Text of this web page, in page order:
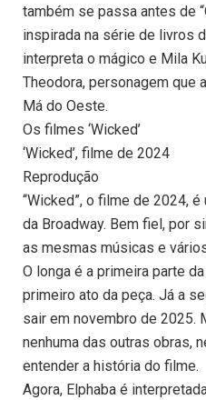
também se passa antes de
inspirada na série de livros
interpreta o mágico e Mila
Theodora, personagem que
Má do Oeste.
Os filmes ‘Wicked’
‘Wicked’, filme de 2024
Reprodução
“Wicked”, o filme de 2024,
da Broadway. Bem fiel, por
as mesmas músicas e
O longa é a primeira parte
primeiro ato da peça. Já a
sair em novembro de 2025.
nenhuma das outras obras,
entender a história do filme.
Agora, Elphaba é